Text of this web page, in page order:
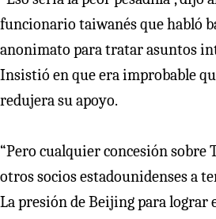
funcionario taiwanés que habló
anonimato para tratar asuntos
Insistió en que era improbable
redujera su apoyo.
“Pero cualquier concesión sobre
otros socios estadounidenses a
La presión de Beijing para